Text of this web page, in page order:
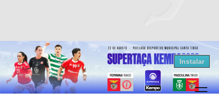
Resultados Andebol
Federação de Andebol de Portugal
Grátis - Disponivel na Play Store
Instalar